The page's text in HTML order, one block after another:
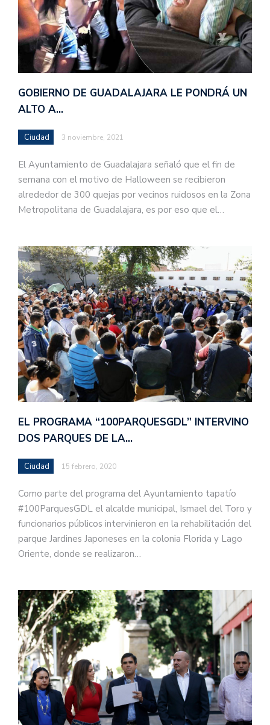
GOBIERNO DE GUADALAJARA LE PONDRÁ UN
ALTO A…
Ciudad 3 noviembre, 2021
El Ayuntamiento de Guadalajara señaló que el fin de
semana con el motivo de Halloween se recibieron
alrededor de 300 quejas por vecinos ruidosos en la Zona
Metropolitana de Guadalajara, es por eso que el…
EL PROGRAMA “100PARQUESGDL” INTERVINO
DOS PARQUES DE LA…
Ciudad 15 febrero, 2020
Como parte del programa del Ayuntamiento tapatío
#100ParquesGDL el alcalde municipal, Ismael del Toro y
funcionarios públicos intervinieron en la rehabilitación del
parque Jardines Japoneses en la colonia Florida y Lago
Oriente, donde se realizaron…